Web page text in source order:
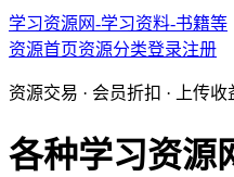
学习资源网-学习资料-书籍等
资源首页资源分类登录注册
资源交易 · 会员折扣 · 上传收
各种学习资源